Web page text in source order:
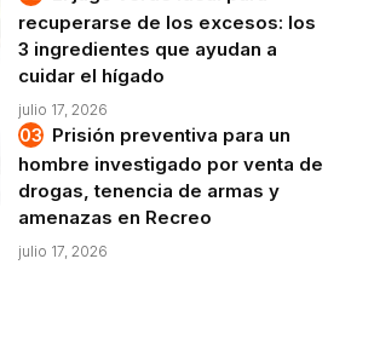
recuperarse de los excesos: los
3 ingredientes que ayudan a
cuidar el hígado
julio 17, 2026
Prisión preventiva para un
hombre investigado por venta de
drogas, tenencia de armas y
amenazas en Recreo
julio 17, 2026